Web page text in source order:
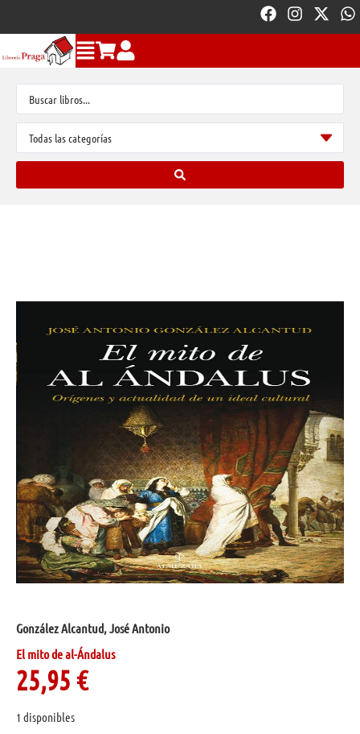
González Alcantud, José Antonio
El mito de al-Ándalus
25,95 €
1 disponibles